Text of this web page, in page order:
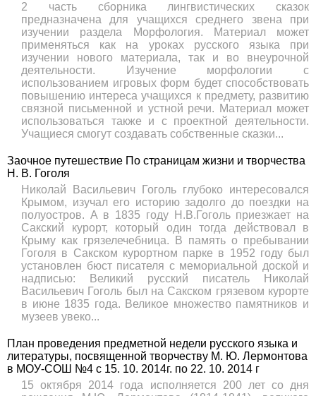
2 часть сборника лингвистических сказок
предназначена для учащихся среднего звена при
изучении раздела Морфология. Материал может
применяться как на уроках русского языка при
изучении нового материала, так и во внеурочной
деятельности. Изучение морфологии с
использованием игровых форм будет способствовать
повышению интереса учащихся к предмету, развитию
связной письменной и устной речи. Материал может
использоваться также и с проектной деятельности.
Учащиеся смогут создавать собственные сказки...
Заочное путешествие По страницам жизни и творчества
Н. В. Гоголя
Николай Васильевич Гоголь глубоко интересовался
Крымом, изучал его историю задолго до поездки на
полуостров. А в 1835 году Н.В.Гоголь приезжает на
Сакский курорт, который один тогда действовал в
Крыму как грязелечебница. В память о пребывании
Гоголя в Сакском курортном парке в 1952 году был
установлен бюст писателя с мемориальной доской и
надписью: Великий русский писатель Николай
Васильевич Гоголь был на Сакском грязевом курорте
в июне 1835 года. Великое множество памятников и
музеев увеко...
План проведения предметной недели русского языка и
литературы, посвященной творчеству М. Ю. Лермонтова
в МОУ-СОШ №4 с 15. 10. 2014г. по 22. 10. 2014 г
15 октября 2014 года исполняется 200 лет со дня